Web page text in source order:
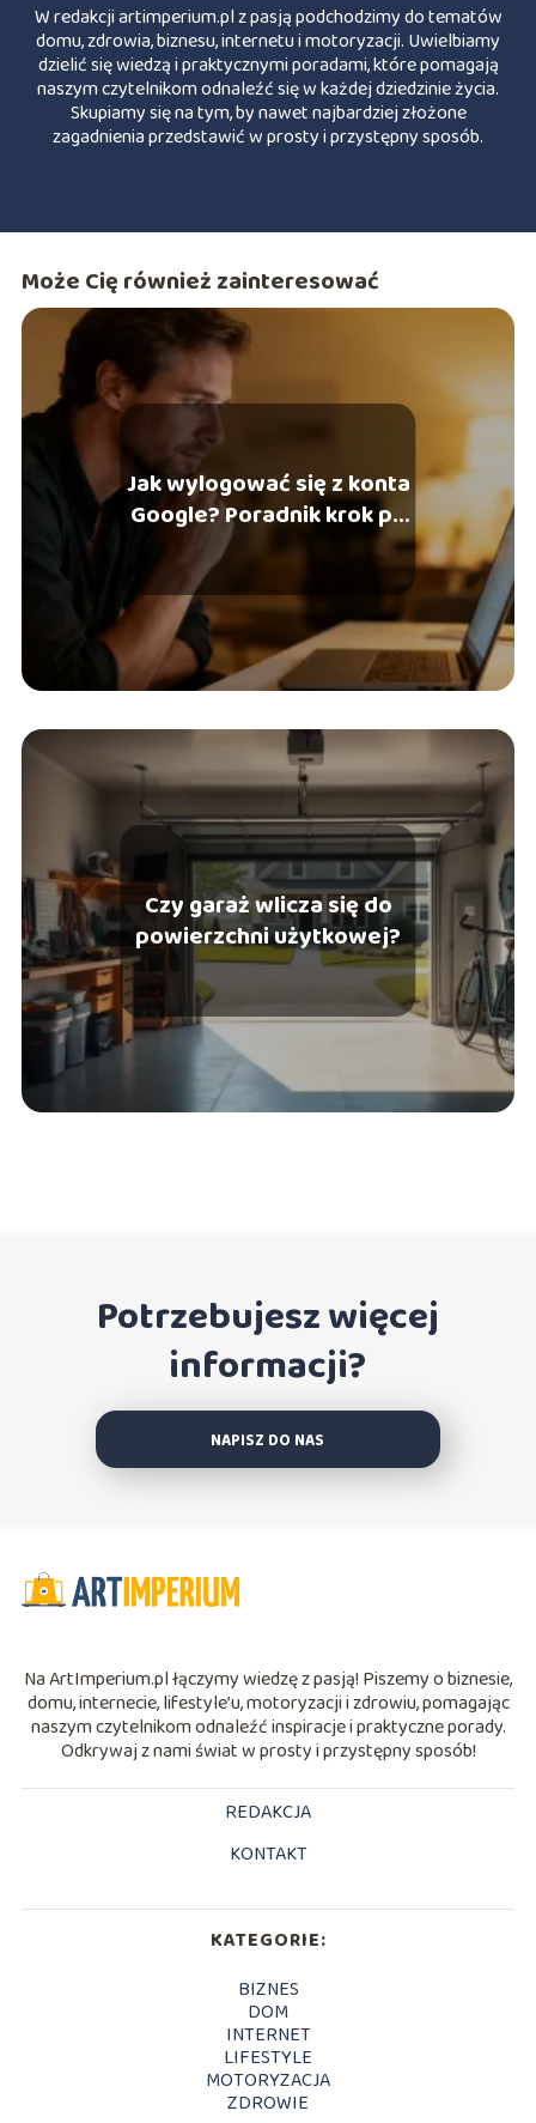
W redakcji artimperium.pl z pasją podchodzimy do tematów
domu, zdrowia, biznesu, internetu i motoryzacji. Uwielbiamy
dzielić się wiedzą i praktycznymi poradami, które pomagają
naszym czytelnikom odnaleźć się w każdej dziedzinie życia.
Skupiamy się na tym, by nawet najbardziej złożone
zagadnienia przedstawić w prosty i przystępny sposób.
Może Cię również zainteresować
Jak wylogować się z konta
Google? Poradnik krok po
kroku
Czy garaż wlicza się do
powierzchni użytkowej?
Potrzebujesz więcej
informacji?
NAPISZ DO NAS
Na ArtImperium.pl łączymy wiedzę z pasją! Piszemy o biznesie,
domu, internecie, lifestyle’u, motoryzacji i zdrowiu, pomagając
naszym czytelnikom odnaleźć inspiracje i praktyczne porady.
Odkrywaj z nami świat w prosty i przystępny sposób!
REDAKCJA
KONTAKT
KATEGORIE:
BIZNES
DOM
INTERNET
LIFESTYLE
MOTORYZACJA
ZDROWIE